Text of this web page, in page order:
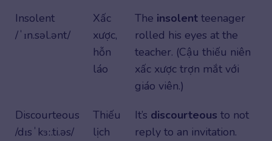
Insolent
/ˈɪn.səl.ənt/
Xấc
xược,
hỗn
láo
The insolent teenager
rolled his eyes at the
teacher. (Cậu thiếu niên
xấc xược trợn mắt với
giáo viên.)
Discourteous
/dɪsˈkɜː.ti.əs/
Thiếu
lịch
It’s discourteous to not
reply to an invitation.